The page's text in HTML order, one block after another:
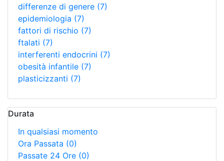
differenze di genere (7)
epidemiologia (7)
fattori di rischio (7)
ftalati (7)
interferenti endocrini (7)
obesità infantile (7)
plasticizzanti (7)
Durata
In qualsiasi momento
Ora Passata (0)
Passate 24 Ore (0)